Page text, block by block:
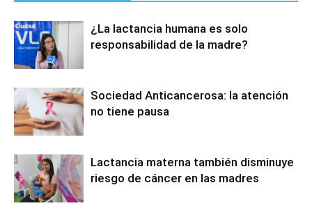
¿La lactancia humana es solo
responsabilidad de la madre?
Sociedad Anticancerosa: la atención
no tiene pausa
Lactancia materna también disminuye
riesgo de cáncer en las madres